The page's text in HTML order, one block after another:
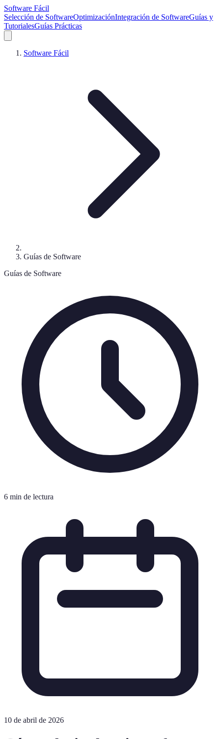
Software Fácil
Selección de SoftwareOptimizaciónIntegración de SoftwareGuías y
TutorialesGuías Prácticas
Software Fácil
Guías de Software
Guías de Software
6 min de lectura
10 de abril de 2026